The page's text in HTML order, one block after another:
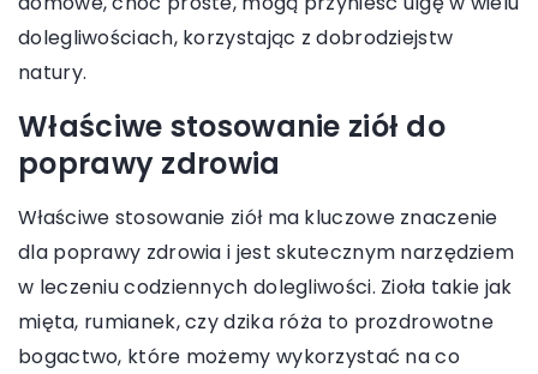
dolegliwościach, korzystając z dobrodziejstw
natury.
Właściwe stosowanie ziół do
poprawy zdrowia
Właściwe stosowanie ziół ma kluczowe znaczenie
dla poprawy zdrowia i jest skutecznym narzędziem
w leczeniu codziennych dolegliwości. Zioła takie jak
mięta, rumianek, czy dzika róża to prozdrowotne
bogactwo, które możemy wykorzystać na co